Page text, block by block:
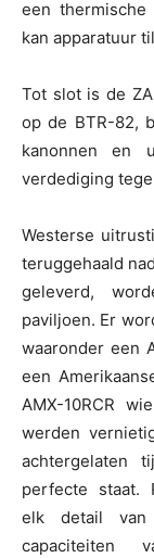
een thermische
kan apparatuur
Tot slot is de
op de BTR-82,
kanonnen en
verdediging
Westerse
teruggehaald
geleverd,
paviljoen. Er
waaronder een
een
AMX-10RCR
werden
achtergelaten
perfecte staat.
elk detail van
capaciteiten